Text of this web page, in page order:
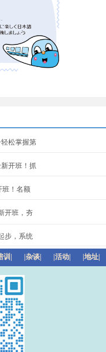
松掌握第
开班！抓
班！名额
开班，夯
步，系统
训| |杂谈| |活动| |地址|